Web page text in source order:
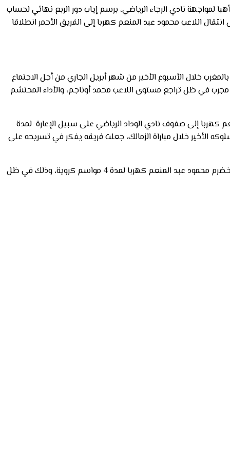
نادي الرجاء الرياضي، برسم إياب دور الربع نهائي لحساب
اللاعب محمود عبد المنعم كهربا إلى الفريق الأحمر انطلاقا
خلال الأسبوع الأخير من شهر أبريل الجاري من أجل الاجتماع
مجرب في ظل تراجع مستوى اللاعب محمد أوناجم، والأداء المحتشم
إلى صفوف نادي الوداد الرياضي على سبيل الإعارة لمدة
الأهلي الحالي بعد سلوكه الأخير خلال مباراة الزمالك، جعلت فريقه يفكر في تسريحه على
تجدر الإشارة إلى أن مجلس إدارة نادي الأهلي المصري برئاسة محمود الخطيب، كانت قد جددت يوم الـ 12 من شهر أبريل الجاري عقد لاعهبا المخضرم محمود عبد المنعم كهربا لمدة 4 مواسم كروية، وذلك في ظل